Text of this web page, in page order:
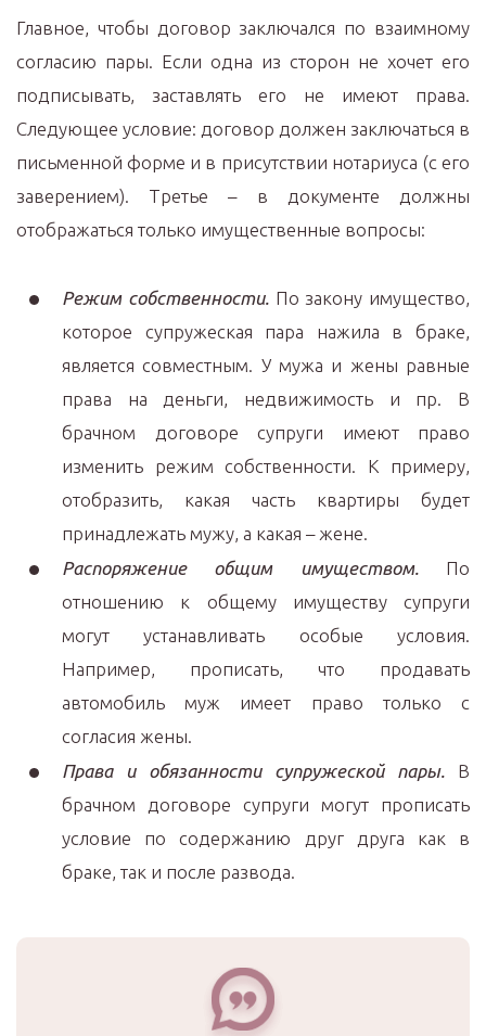
Главное, чтобы договор заключался по взаимному
согласию пары. Если одна из сторон не хочет его
подписывать, заставлять его не имеют права.
Следующее условие: договор должен заключаться в
письменной форме и в присутствии нотариуса (с его
заверением). Третье – в документе должны
отображаться только имущественные вопросы:
Режим собственности.По закону имущество,
которое супружеская пара нажила в браке,
является совместным. У мужа и жены равные
права на деньги, недвижимость и пр. В
брачном договоре супруги имеют право
изменить режим собственности. К примеру,
отобразить, какая часть квартиры будет
принадлежать мужу, а какая – жене.
Распоряжение общим имуществом.По
отношению к общему имуществу супруги
могут устанавливать особые условия.
Например, прописать, что продавать
автомобиль муж имеет право только с
согласия жены.
Права и обязанности супружеской пары. В
брачном договоре супруги могут прописать
условие по содержанию друг друга как в
браке, так и после развода.